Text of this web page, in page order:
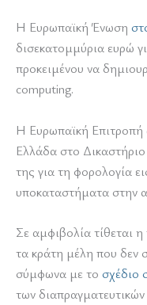
Η Ευρωπαϊκή Ένωση
δισεκατομμύρια ευρώ
προκειμένου να
computing.
Η Ευρωπαϊκή
Ελλάδα στο
της για τη φορολογία
υποκαταστήματα στην
Σε αμφιβολία τίθεται
τα κράτη μέλη που δεν
σύμφωνα με το σχέδιο
των